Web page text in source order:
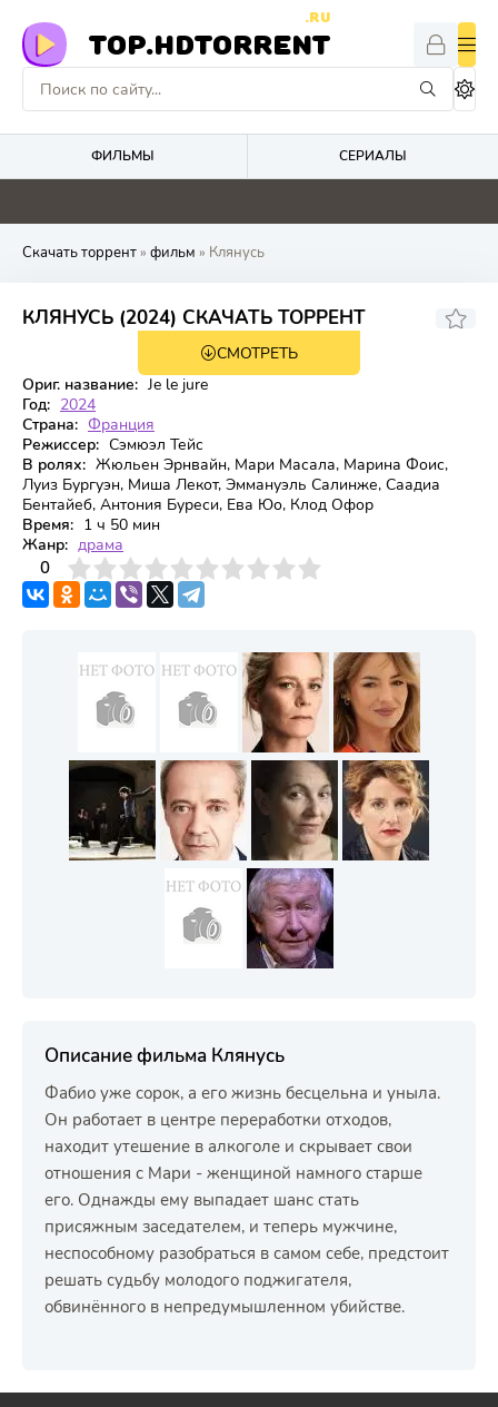
TOP.HDTORRENT
.RU
ФИЛЬМЫ СЕРИАЛЫ
0 4.7 0 0
Скачать торрент» фильм » Клянусь
КЛЯНУСЬ (2024) СКАЧАТЬ ТОРРЕНТ
6.2
СМОТРЕТЬ
Ориг. название: Je le jure
Год: 2024
Страна: Франция
Режиссер: Сэмюэл Тейс
В ролях: Жюльен Эрнвайн, Мари Масала, Марина Фоис,
Луиз Бургуэн, Миша Лекот, Эммануэль Салинже, Саадиа
Бентайеб, Антония Буреси, Ева Юо, Клод Офор
Время: 1 ч 50 мин
Жанр: драма
0
4 6 7 8 9 10
Описание фильма Клянусь
Фабио уже сорок, а его жизнь бесцельна и уныла.
Он работает в центре переработки отходов,
находит утешение в алкоголе и скрывает свои
отношения с Мари - женщиной намного старше
его. Однажды ему выпадает шанс стать
присяжным заседателем, и теперь мужчине,
неспособному разобраться в самом себе, предстоит
решать судьбу молодого поджигателя,
обвинённого в непредумышленном убийстве.